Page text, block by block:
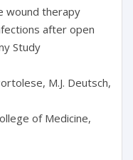
wound therapy
after open
Study
M.J. Deutsch,
of Medicine,